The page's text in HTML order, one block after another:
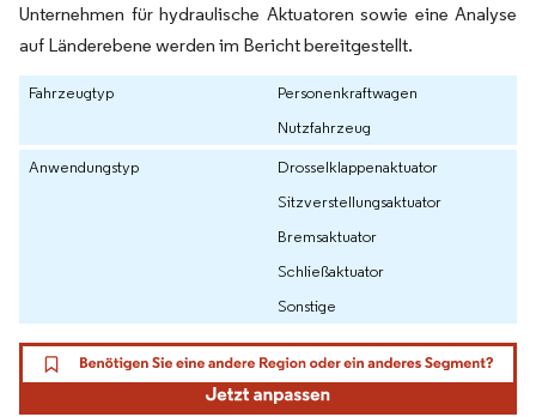
Unternehmen für hydraulische Aktuatoren sowie eine Analyse
auf Länderebene werden im Bericht bereitgestellt.
Fahrzeugtyp
Personenkraftwagen
Nutzfahrzeug
Anwendungstyp
Drosselklappenaktuator
Sitzverstellungsaktuator
Bremsaktuator
Schließaktuator
Sonstige